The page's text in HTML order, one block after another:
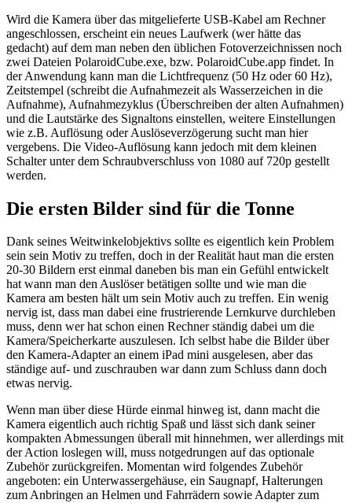
Wird die Kamera über das mitgelieferte USB-Kabel am Rechner
angeschlossen, erscheint ein neues Laufwerk (wer hätte das
gedacht) auf dem man neben den üblichen Fotoverzeichnissen noch
zwei Dateien PolaroidCube.exe, bzw. PolaroidCube.app findet. In
der Anwendung kann man die Lichtfrequenz (50 Hz oder 60 Hz),
Zeitstempel (schreibt die Aufnahmezeit als Wasserzeichen in die
Aufnahme), Aufnahmezyklus (Überschreiben der alten Aufnahmen)
und die Lautstärke des Signaltons einstellen, weitere Einstellungen
wie z.B. Auflösung oder Auslöseverzögerung sucht man hier
vergebens. Die Video-Auflösung kann jedoch mit dem kleinen
Schalter unter dem Schraubverschluss von 1080 auf 720p gestellt
werden.
Die ersten Bilder sind für die Tonne
Dank seines Weitwinkelobjektivs sollte es eigentlich kein Problem
sein sein Motiv zu treffen, doch in der Realität haut man die ersten
20-30 Bildern erst einmal daneben bis man ein Gefühl entwickelt
hat wann man den Auslöser betätigen sollte und wie man die
Kamera am besten hält um sein Motiv auch zu treffen. Ein wenig
nervig ist, dass man dabei eine frustrierende Lernkurve durchleben
muss, denn wer hat schon einen Rechner ständig dabei um die
Kamera/Speicherkarte auszulesen. Ich selbst habe die Bilder über
den Kamera-Adapter an einem iPad mini ausgelesen, aber das
ständige auf- und zuschrauben war dann zum Schluss dann doch
etwas nervig.
Wenn man über diese Hürde einmal hinweg ist, dann macht die
Kamera eigentlich auch richtig Spaß und lässt sich dank seiner
kompakten Abmessungen überall mit hinnehmen, wer allerdings mit
der Action loslegen will, muss notgedrungen auf das optionale
Zubehör zurückgreifen. Momentan wird folgendes Zubehör
angeboten: ein Unterwassergehäuse, ein Saugnapf, Halterungen
zum Anbringen an Helmen und Fahrrädern sowie Adapter zum